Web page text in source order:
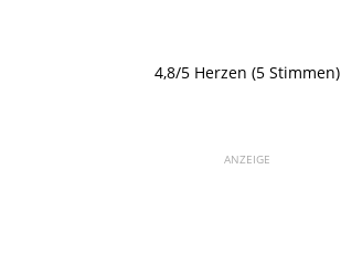
4,8/5 Herzen (5 Stimmen)
ANZEIGE